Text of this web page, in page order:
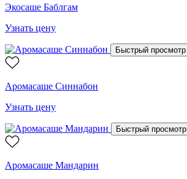
Экосаше Баблгам
Узнать цену
Быстрый просмотр
Аромасаше Синнабон
Узнать цену
Быстрый просмотр
Аромасаше Мандарин